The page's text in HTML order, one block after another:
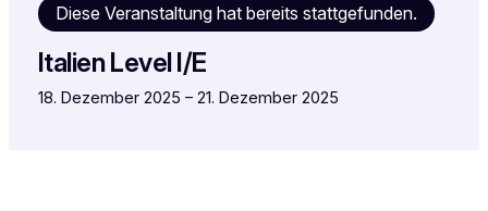
Diese Veranstaltung hat bereits stattgefunden.
Italien Level I/E
18. Dezember 2025 – 21. Dezember 2025